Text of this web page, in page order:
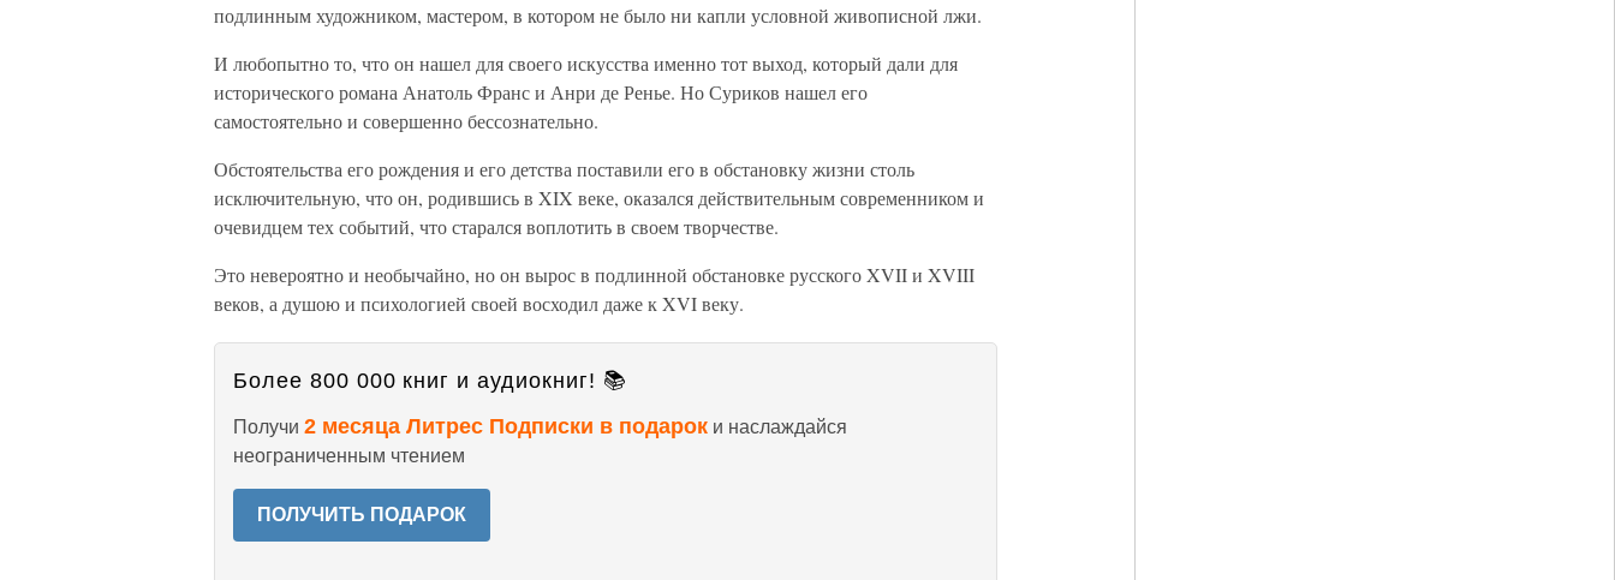
подлинным художником, мастером, в котором не было ни капли условной живописной лжи.
И любопытно то, что он нашел для своего искусства именно тот выход, который дали для
исторического романа Анатоль Франс и Анри де Ренье. Но Суриков нашел его
самостоятельно и совершенно бессознательно.
Обстоятельства его рождения и его детства поставили его в обстановку жизни столь
исключительную, что он, родившись в XIX веке, оказался действительным современником и
очевидцем тех событий, что старался воплотить в своем творчестве.
Это невероятно и необычайно, но он вырос в подлинной обстановке русского XVII и XVIII
веков, а душою и психологией своей восходил даже к XVI веку.
Более 800 000 книг и аудиокниг! 📚
Получи 2 месяца Литрес Подписки в подарок и наслаждайся
неограниченным чтением
ПОЛУЧИТЬ ПОДАРОК